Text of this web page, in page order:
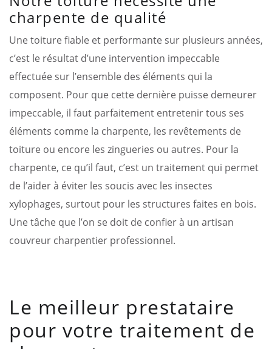
charpente de qualité
Une toiture fiable et performante sur plusieurs années,
c’est le résultat d’une intervention impeccable
effectuée sur l’ensemble des éléments qui la
composent. Pour que cette dernière puisse demeurer
impeccable, il faut parfaitement entretenir tous ses
éléments comme la charpente, les revêtements de
toiture ou encore les zingueries ou autres. Pour la
charpente, ce qu’il faut, c’est un traitement qui permet
de l’aider à éviter les soucis avec les insectes
xylophages, surtout pour les structures faites en bois.
Une tâche que l’on se doit de confier à un artisan
couvreur charpentier professionnel.
Le meilleur prestataire
pour votre traitement de